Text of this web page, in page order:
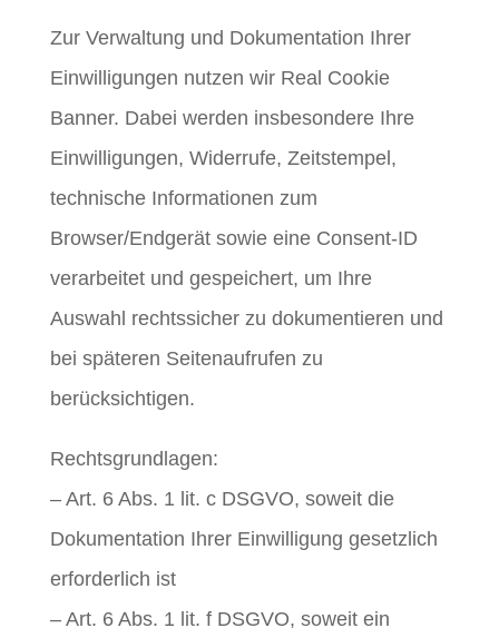
Zur Verwaltung und Dokumentation Ihrer
Einwilligungen nutzen wir Real Cookie
Banner. Dabei werden insbesondere Ihre
Einwilligungen, Widerrufe, Zeitstempel,
technische Informationen zum
Browser/Endgerät sowie eine Consent-ID
verarbeitet und gespeichert, um Ihre
Auswahl rechtssicher zu dokumentieren und
bei späteren Seitenaufrufen zu
berücksichtigen.
Rechtsgrundlagen:
– Art. 6 Abs. 1 lit. c DSGVO, soweit die
Dokumentation Ihrer Einwilligung gesetzlich
erforderlich ist
– Art. 6 Abs. 1 lit. f DSGVO, soweit ein